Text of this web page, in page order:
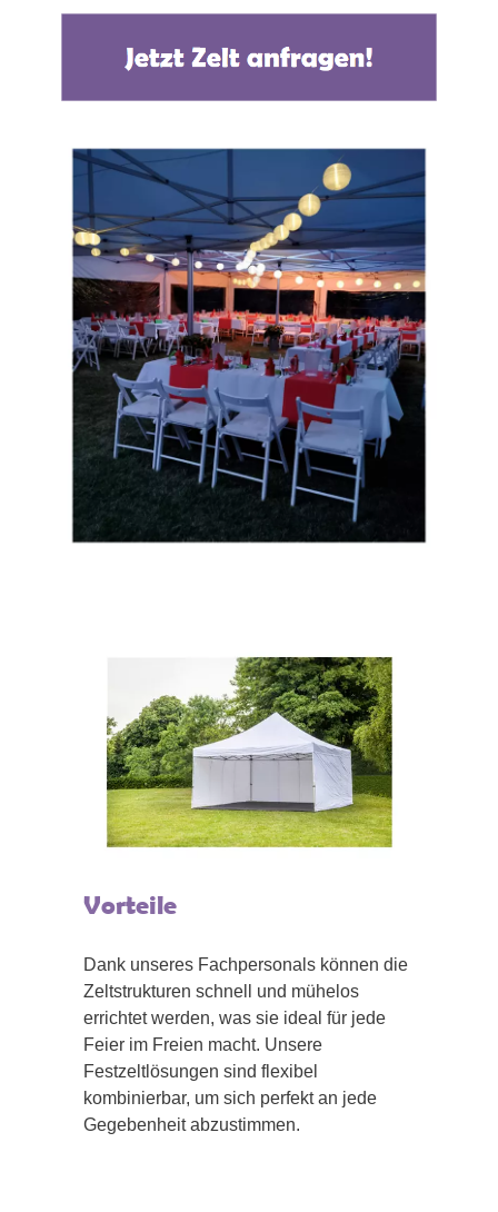
Vorteile
Dank unseres Fachpersonals können die
Zeltstrukturen schnell und mühelos
errichtet werden, was sie ideal für jede
Feier im Freien macht. Unsere
Festzeltlösungen sind flexibel
kombinierbar, um sich perfekt an jede
Gegebenheit abzustimmen.